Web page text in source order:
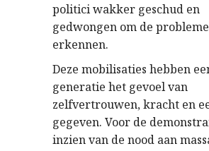
politici wakker geschud en
gedwongen om de
erkennen.
Deze mobilisaties hebben
generatie het gevoel van
zelfvertrouwen, kracht en
gegeven. Voor de
inzien van de nood aan